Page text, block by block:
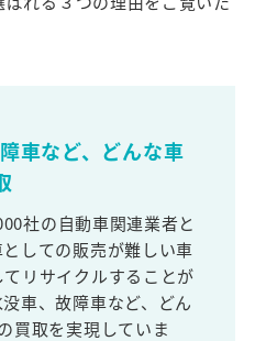
車など、どんな車
社の自動車関連業者と
しての販売が難しい車
リサイクルすることが
車、故障車など、どん
買取を実現していま